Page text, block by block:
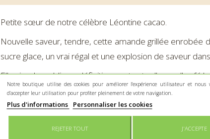
Petite sœur de notre célèbre Léontine cacao.
Nouvelle saveur, tendre, cette amande grillée enrobée
sucre glace, un vrai régal et une explosion de saveur
Elle viendra sublimer définitivement votre "pause" café !
Présentée dans un sachet de 200 g.
Ingrédients :chocolat LAIT (sucre, beurre de cacao,
arôme vanille naturel), AMANDE grillée (Espagne),
Notre boutique utilise des cookies pour améliorer l'expérience utilisateur et nous
d'accepter leur utilisation pour profiter pleinement de votre navigation.
Plus d'informations Personnaliser les cookies
REJETER TOUT J'ACCEPTE